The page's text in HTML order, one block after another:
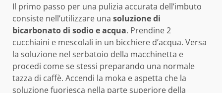
Il primo passo per una pulizia accurata dell’imbuto
consiste nell’utilizzare una soluzione di
bicarbonato di sodio e acqua. Prendine 2
cucchiaini e mescolali in un bicchiere d’acqua. Versa
la soluzione nel serbatoio della macchinetta e
procedi come se stessi preparando una normale
tazza di caffè. Accendi la moka e aspetta che la
soluzione fuoriesca nella parte superiore della